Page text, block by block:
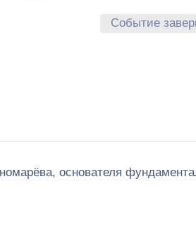
Событие
основателя